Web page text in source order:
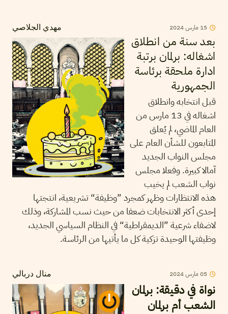
مهدي الجلاصي 15 مارس2024
بعد سنة من انطلاق
اشغاله: برلمان برتبة
ادارة ملحقة برئاسة
الجمهورية
قبل انتخابه وانطلاق
اشغاله في 13 مارس من
العام الماضي، لم يُعلق
المتابعون للشأن العام على
مجلس النواب الجديد
آمالا كبيرة. وفعلا مجلس
نواب الشعب لم يخيب
هذه الانتظارات وظهر كمجرد ”وظيفة“ تشريعية، انتجتها
إحدى أكثر الانتخابات ضعفا من حيث نسب المشاركة، وذلك
لاضفاء شرعية ”الديمقراطية“ في النظام السياسي الجديد،
وظيفتها الوحيدة تزكية كل ما يأتيها من الرئاسة.
منال دربالي 05مارس2024
نواة في دقيقة: برلمان
الشعب أم برلمان